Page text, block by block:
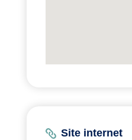
Site internet